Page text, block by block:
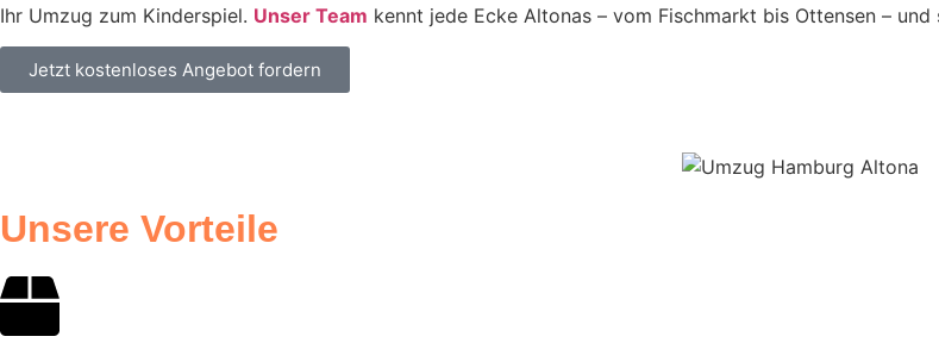
Ihr Umzug zum Kinderspiel. Unser Team kennt jede Ecke Altonas – vom Fischmarkt bis Ottensen –
Jetzt kostenloses Angebot fordern
Unsere Vorteile